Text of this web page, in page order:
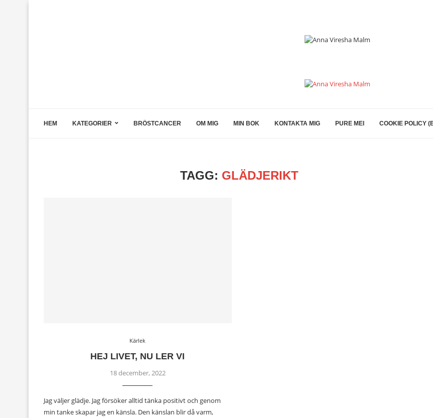
HEM KATEGORIER BRÖSTCANCER OM MIG MIN BOK KONTAKTA MIG PURE MEI COOKIE POLICY
TAGG: GLÄDJERIKT
Kärlek
HEJ LIVET, NU LER VI
18 december, 2022
Jag väljer glädje. Jag försöker alltid tänka positivt och genom
min tanke skapar jag en känsla. Den känslan blir då varm,